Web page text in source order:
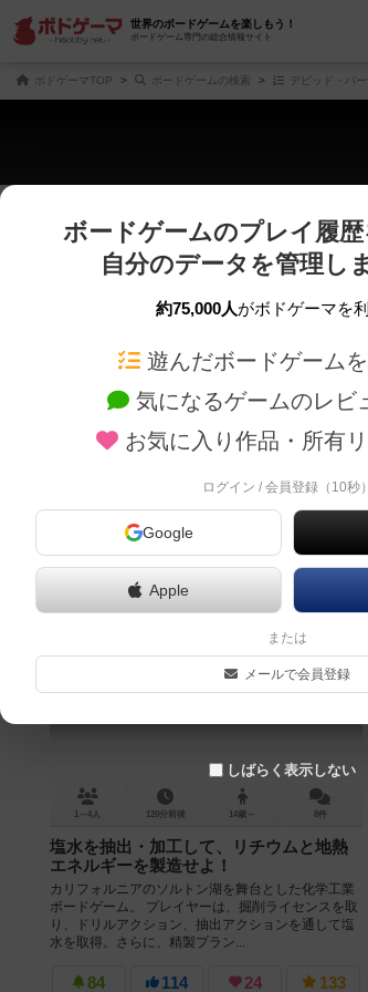
世界のボードゲームを楽しもう！
ボードゲーム専門の総合情報サイト
ボドゲーマTOP ボードゲームの検索 デビッド・バ
じっくり表示
商品名、商品説明文、デザイナー名、テーマ名、メ
ゲーム
ゲーム
対象年齢を指定します。
Salton Sea
6.5
1～4人 120分前後 14歳～ 8件
塩水を抽出・加工して、リチウムと地熱
エネルギーを製造せよ！
カリフォルニアのソルトン湖を舞台とした化学工業
ボードゲーム。 プレイヤーは、掘削ライセンスを取
り、ドリルアクション、抽出アクションを通して塩
水を取得。さらに、精製プラン...
84 114 24 133
ボードゲームのプレイ履歴
自分のデータを管理し
約75,000人がボドゲーマを
遊んだボードゲーム
気になるゲームのレビ
お気に入り作品・所有
ログイン / 会員登録（10秒）
Google
Apple
または
メールで会員登録
しばらく表示しない